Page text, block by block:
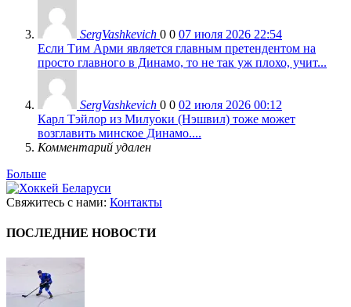
SergVashkevich 0 0 07 июля 2026 22:54
Если Тим Арми является главным претендентом на
просто главного в Динамо, то не так уж плохо, учит...
SergVashkevich 0 0 02 июля 2026 00:12
Карл Тэйлор из Милуоки (Нэшвил) тоже может
возглавить минское Динамо....
Комментарий удален
Больше
Свяжитесь с нами: Контакты
ПОСЛЕДНИЕ НОВОСТИ